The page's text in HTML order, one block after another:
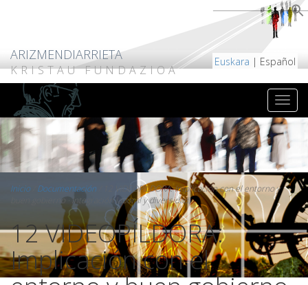
ARIZMENDIARRIETA
KRISTAU FUNDAZIOA
Euskara | Español
Inicio/ Documentación
12 VIDEOPÍLDORA: Implicación con el entorno y
buen gobierno · Integración laboral y diversidad
12 VIDEOPÍLDORA:
Implicación con el